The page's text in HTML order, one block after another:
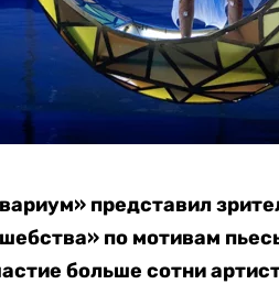
представил
по мотивам
больше сотни